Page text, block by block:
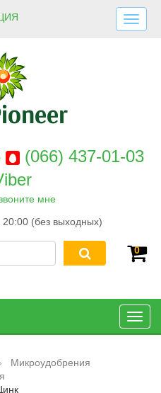
И ОПЛАТА
(066) 437-01-03
мне
(без выходных)
0
Микроудобрения